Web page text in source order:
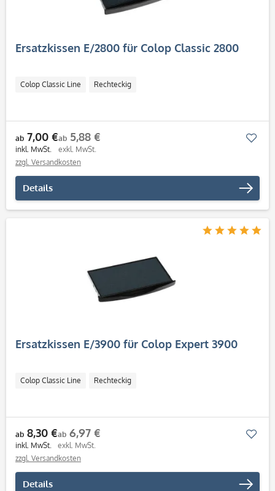
Ersatzkissen E/2800 für Colop Classic 2800
Colop Classic Line Rechteckig
ab 7,00 €
inkl. MwSt.
ab 5,88 €
exkl. MwSt.
zzgl. Versandkosten
Details
Ersatzkissen E/3900 für Colop Expert 3900
Colop Classic Line Rechteckig
ab 8,30 €
inkl. MwSt.
ab 6,97 €
exkl. MwSt.
zzgl. Versandkosten
Details